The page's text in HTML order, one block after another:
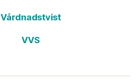
Vårdnadstvist
VVS